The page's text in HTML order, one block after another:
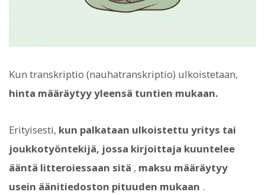
Kun transkriptio (nauhatranskriptio) ulkoistetaan,
hinta määräytyy yleensä tuntien mukaan.
Erityisesti, kun palkataan ulkoistettu yritys tai
joukkotyöntekijä, jossa kirjoittaja kuuntelee
ääntä litteroiessaan sitä , maksu määräytyy
usein äänitiedoston pituuden mukaan .